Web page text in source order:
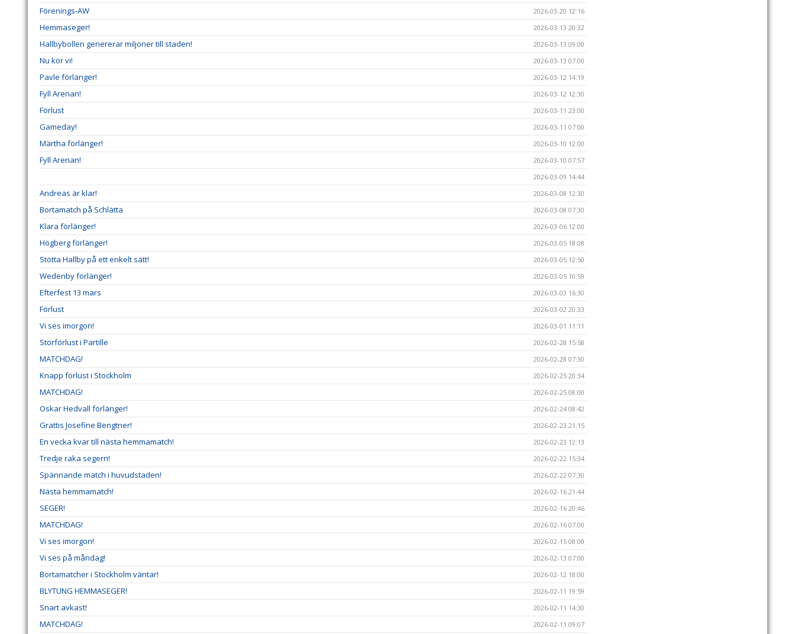
Förenings-AW 2026-03-20 12:16
Hemmaseger! 2026-03-13 20:32
Hallbybollen genererar miljoner till staden! 2026-03-13 09:00
Nu kör vi! 2026-03-13 07:00
Pavle förlänger! 2026-03-12 14:19
Fyll Arenan! 2026-03-12 12:30
Förlust 2026-03-11 23:00
Gameday! 2026-03-11 07:00
Märtha förlänger! 2026-03-10 12:00
Fyll Arenan!
2026-03-10 07:57
2026-03-09 14:44
Andreas är klar! 2026-03-08 12:30
Bortamatch på Schlätta 2026-03-08 07:30
Klara förlänger! 2026-03-06 12:00
Högberg förlänger! 2026-03-05 18:08
Stötta Hallby på ett enkelt sätt! 2026-03-05 12:50
Wedenby förlänger! 2026-03-05 10:59
Efterfest 13 mars 2026-03-03 16:30
Förlust 2026-03-02 20:33
Vi ses imorgon! 2026-03-01 11:11
Storförlust i Partille 2026-02-28 15:58
MATCHDAG! 2026-02-28 07:30
Knapp förlust i Stockholm 2026-02-25 20:34
MATCHDAG! 2026-02-25 08:00
Oskar Hedvall förlänger! 2026-02-24 08:42
Grattis Josefine Bengtner! 2026-02-23 21:15
En vecka kvar till nästa hemmamatch! 2026-02-23 12:13
Tredje raka segern! 2026-02-22 15:34
Spännande match i huvudstaden! 2026-02-22 07:30
Nästa hemmamatch! 2026-02-16 21:44
SEGER! 2026-02-16 20:46
MATCHDAG! 2026-02-16 07:00
Vi ses imorgon! 2026-02-15 08:00
Vi ses på måndag! 2026-02-13 07:00
Bortamatcher i Stockholm väntar! 2026-02-12 18:00
BLYTUNG HEMMASEGER! 2026-02-11 19:59
Snart avkast! 2026-02-11 14:30
MATCHDAG! 2026-02-11 09:07